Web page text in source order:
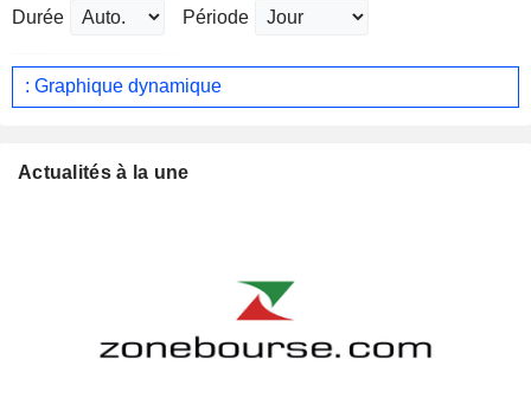
Durée Période
: Graphique dynamique
Actualités à la une